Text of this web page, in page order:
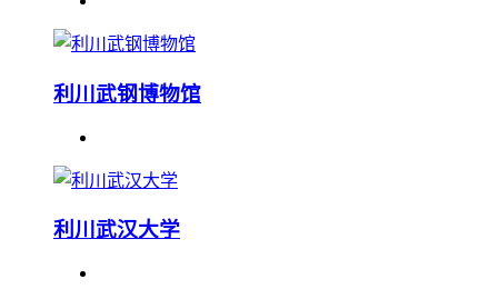
利川武钢博物馆
利川武汉大学